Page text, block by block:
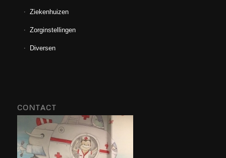
Ziekenhuizen
Zorginstellingen
Diversen
CONTACT